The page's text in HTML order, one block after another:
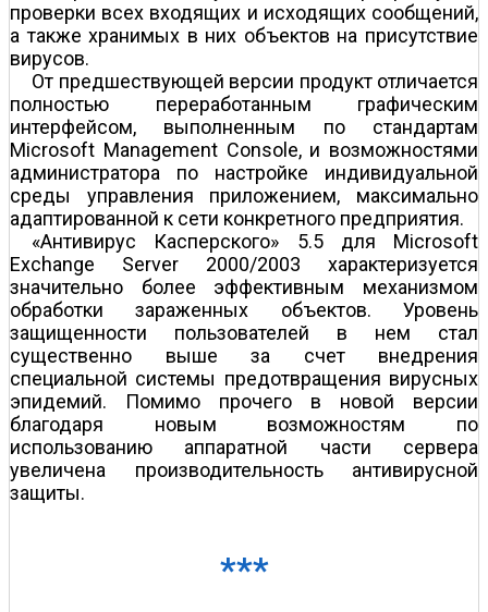
проверки всех входящих и исходящих сообщений,
а также хранимых в них объектов на присутствие
вирусов.
От предшествующей версии продукт отличается
полностью переработанным графическим
интерфейсом, выполненным по стандартам
Microsoft Management Console, и возможностями
администратора по настройке индивидуальной
среды управления приложением, максимально
адаптированной к сети конкретного предприятия.
«Антивирус Касперского» 5.5 для Microsoft
Exchange Server 2000/2003 характеризуется
значительно более эффективным механизмом
обработки зараженных объектов. Уровень
защищенности пользователей в нем стал
существенно выше за счет внедрения
специальной системы предотвращения вирусных
эпидемий. Помимо прочего в новой версии
благодаря новым возможностям по
использованию аппаратной части сервера
увеличена производительность антивирусной
защиты.
***